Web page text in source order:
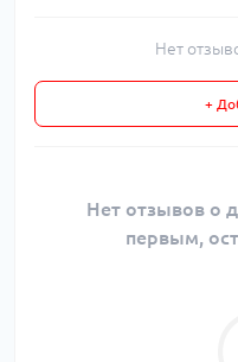
Нет
+
Нет отзывов о
первым,